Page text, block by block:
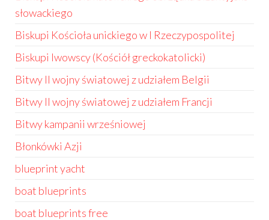
słowackiego
Biskupi Kościoła unickiego w I Rzeczypospolitej
Biskupi lwowscy (Kościół greckokatolicki)
Bitwy II wojny światowej z udziałem Belgii
Bitwy II wojny światowej z udziałem Francji
Bitwy kampanii wrześniowej
Błonkówki Azji
blueprint yacht
boat blueprints
boat blueprints free